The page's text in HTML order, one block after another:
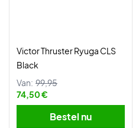
Victor Thruster Ryuga CLS
Black
Van: 99,95
74,50 €
Bestel nu